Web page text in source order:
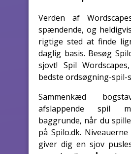
Verden af
spændende, og
rigtige sted at finde
daglig basis. Besøg
sjovt! Spil
bedste ordsøgning-spil-
Sammenkæd
afslappende spil
baggrunde, når du
på Spilo.dk.
giver dig en sjov